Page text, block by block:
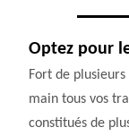
Optez pour
Fort de
main tous vos
constitués de